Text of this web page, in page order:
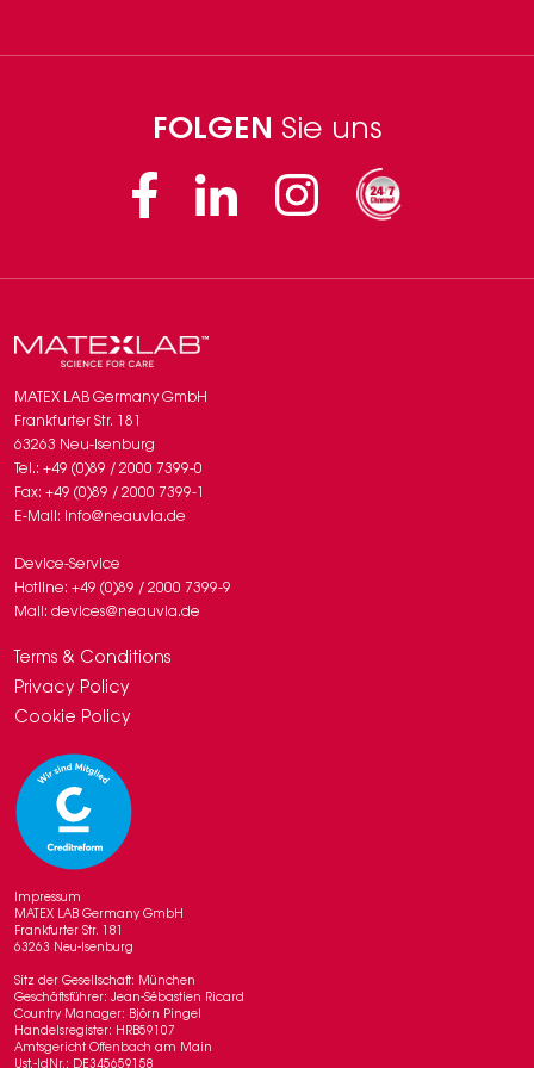
IMIDAZOLIDINYLHARNSTOFF, DUFTSTOFF,
FOLGEN Sie uns
FacebookLinkedin Instagram
MATEX LAB Germany GmbH
Frankfurter Str. 181
63263 Neu-Isenburg
Tel.: +49 (0)89 / 2000 7399-0
Fax: +49 (0)89 / 2000 7399-1
E-Mail: info@neauvia.de
Device-Service
Hotline: +49 (0)89 / 2000 7399-9
Mail: devices@neauvia.de
Terms & Conditions
Privacy Policy
Cookie Policy
Impressum
MATEX LAB Germany GmbH
Frankfurter Str. 181
63263 Neu-Isenburg
Sitz der Gesellschaft: München
Geschäftsführer: Jean-Sébastien Ricard
Country Manager: Björn Pingel
Handelsregister: HRB59107
Amtsgericht Offenbach am Main